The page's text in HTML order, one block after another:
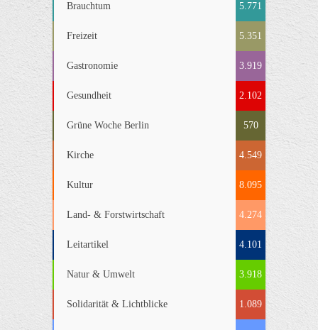
Brauchtum 5.771
Freizeit 5.351
Gastronomie 3.919
Gesundheit 2.102
Grüne Woche Berlin 570
Kirche 4.549
Kultur 8.095
Land- & Forstwirtschaft 4.274
Leitartikel 4.101
Natur & Umwelt 3.918
Solidarität & Lichtblicke 1.089